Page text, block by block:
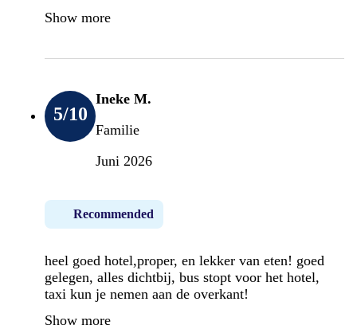
Show more
5/10
Ineke M.
Familie
Juni 2026
Recommended
heel goed hotel,proper, en lekker van eten! goed
gelegen, alles dichtbij, bus stopt voor het hotel,
taxi kun je nemen aan de overkant!
Show more